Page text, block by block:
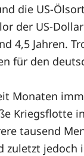
die US-
der US-
4,5 Jahren.
für den
Monaten
Kriegsflotte
tausend